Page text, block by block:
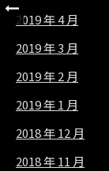
2019 年 4 月
2019 年 3 月
2019 年 2 月
2019 年 1 月
2018 年 12 月
2018 年 11 月